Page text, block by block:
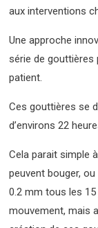
aux interventions
Une approche
série de gouttières
patient.
Ces gouttières se
d’environs 22
Cela parait simple
peuvent bouger,
0.2 mm tous les
mouvement, mais